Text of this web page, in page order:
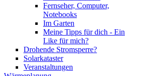
Fernseher, Computer,
Notebooks
Im Garten
Meine Tipps für dich - Ein
Like für mich?
Drohende Stromsperre?
Solarkataster
Veranstaltungen